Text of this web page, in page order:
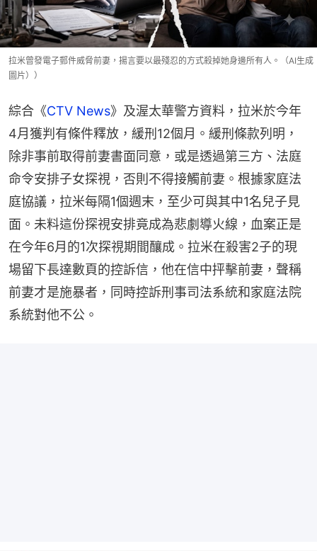
拉米曾發電子郵件威脅前妻，揚言要以最殘忍的方式殺掉她身邊所有人。（AI生成
圖片））
綜合《CTV News》及渥太華警方資料，拉米於今年
4月獲判有條件釋放，緩刑12個月。緩刑條款列明，
除非事前取得前妻書面同意，或是透過第三方、法庭
命令安排子女探視，否則不得接觸前妻。根據家庭法
庭協議，拉米每隔1個週末，至少可與其中1名兒子見
面。未料這份探視安排竟成為悲劇導火線，血案正是
在今年6月的1次探視期間釀成。拉米在殺害2子的現
場留下長達數頁的控訴信，他在信中抨擊前妻，聲稱
前妻才是施暴者，同時控訴刑事司法系統和家庭法院
系統對他不公。